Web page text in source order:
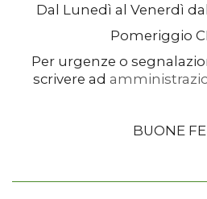
Dal Lunedì al Venerdì
Pomeriggio
Per urgenze o
scrivere ad
BUONE